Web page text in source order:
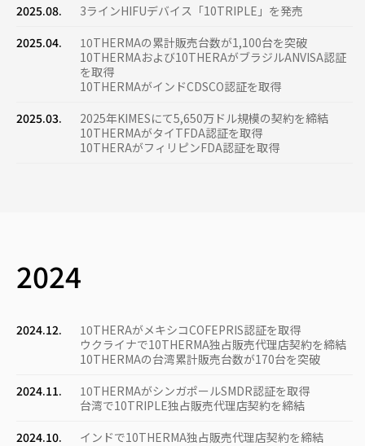
2025.08.
3ラインHIFUデバイス「10TRIPLE」を発売
2025.04.
10THERMAの累計販売台数が1,100台を突破
10THERMAおよび10THERAがブラジルANVISA認証
を取得
10THERMAがインドCDSCO認証を取得
2025.03.
2025年KIMESにて5,650万ドル規模の契約を締結
10THERMAがタイTFDA認証を取得
10THERAがフィリピンFDA認証を取得
2024
2024.12.
10THERAがメキシコCOFEPRIS認証を取得
ウクライナで10THERMA独占販売代理店契約を締結
10THERMAの台湾累計販売台数が170台を突破
2024.11.
10THERMAがシンガポールSMDR認証を取得
台湾で10TRIPLE独占販売代理店契約を締結
2024.10.
インドで10THERMA独占販売代理店契約を締結